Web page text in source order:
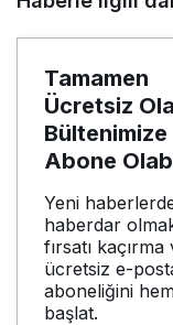
Tamamen
Ücretsiz
Bültenimize
Abone
Yeni
haberdar
fırsatı kaçırma
ücretsiz e-
aboneliğini
başlat.